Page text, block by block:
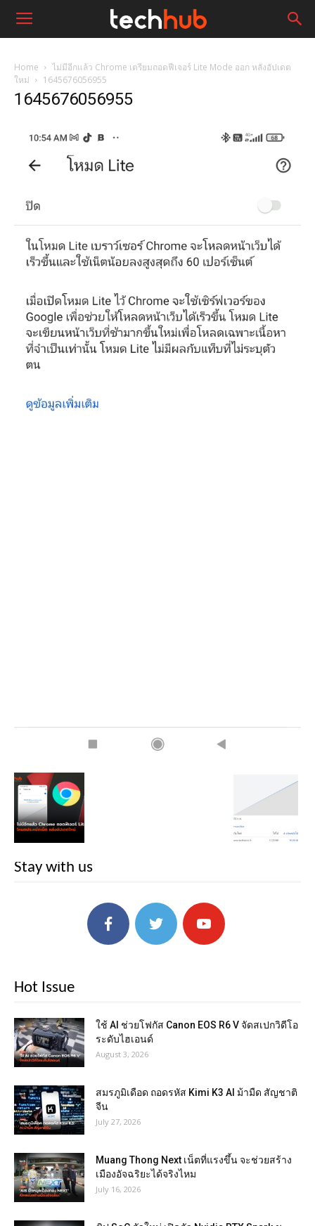
Home
ไม่มีอีกแล้ว Chrome เตรียมถอดฟีเจอร์ Lite Mode ออก หลังอัปเดต
ใหม่
1645676056955
1645676056955
Stay with us
Hot Issue
ใช้ AI ช่วยโฟกัส Canon EOS R6 V จัดสเปกวิดีโอ
ระดับไฮเอนด์
August 3, 2026
สมรภูมิเดือด ถอดรหัส Kimi K3 AI ม้ามืด สัญชาติ
จีน
July 27, 2026
Muang Thong Next เน็ตที่แรงขึ้น จะช่วยสร้าง
เมืองอัจฉริยะได้จริงไหม
July 16, 2026